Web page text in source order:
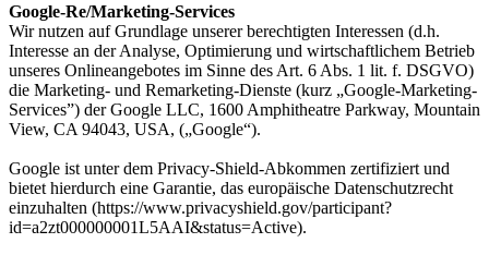
Google-Re/Marketing-Services
Wir nutzen auf Grundlage unserer berechtigten Interessen (d.h.
Interesse an der Analyse, Optimierung und wirtschaftlichem Betrieb
unseres Onlineangebotes im Sinne des Art. 6 Abs. 1 lit. f. DSGVO)
die Marketing- und Remarketing-Dienste (kurz „Google-Marketing-
Services”) der Google LLC, 1600 Amphitheatre Parkway, Mountain
View, CA 94043, USA, („Google“).
Google ist unter dem Privacy-Shield-Abkommen zertifiziert und
bietet hierdurch eine Garantie, das europäische Datenschutzrecht
einzuhalten (https://www.privacyshield.gov/participant?
id=a2zt000000001L5AAI&status=Active).